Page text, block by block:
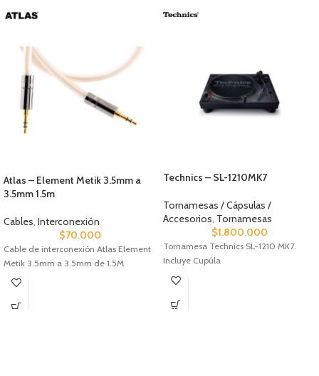
Atlas – Element Metik 3.5mm a
3.5mm 1.5m
Cables, Interconexión
$70.000
Cable de interconexión Atlas Element
Metik 3.5mm a 3.5mm de 1.5M
Technics – SL-1210MK7
Tornamesas / Cápsulas /
Accesorios, Tornamesas
$1.800.000
Tornamesa Technics SL-1210 MK7.
Incluye Cupúla